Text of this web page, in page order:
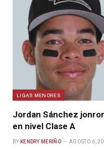
LIGAS MENORES
Jordan Sánchez
en nivel Clase A
BY KENDRY MERIÑO AGOSTO 6,